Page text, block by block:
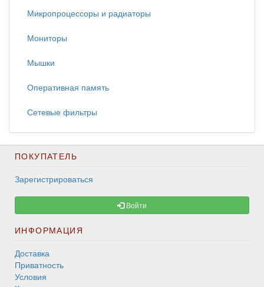
Микропроцессоры и радиаторы
Мониторы
Мышки
Оперативная память
Сетевые фильтры
ПОКУПАТЕЛЬ
Зарегистрироваться
Войти
ИНФОРМАЦИЯ
Доставка
Приватность
Условия